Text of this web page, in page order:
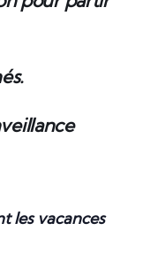
les vacances